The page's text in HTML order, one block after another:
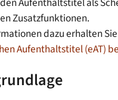
Zusatzfunktionen.
dazu erhalten
Aufenthaltstitel (eAT)